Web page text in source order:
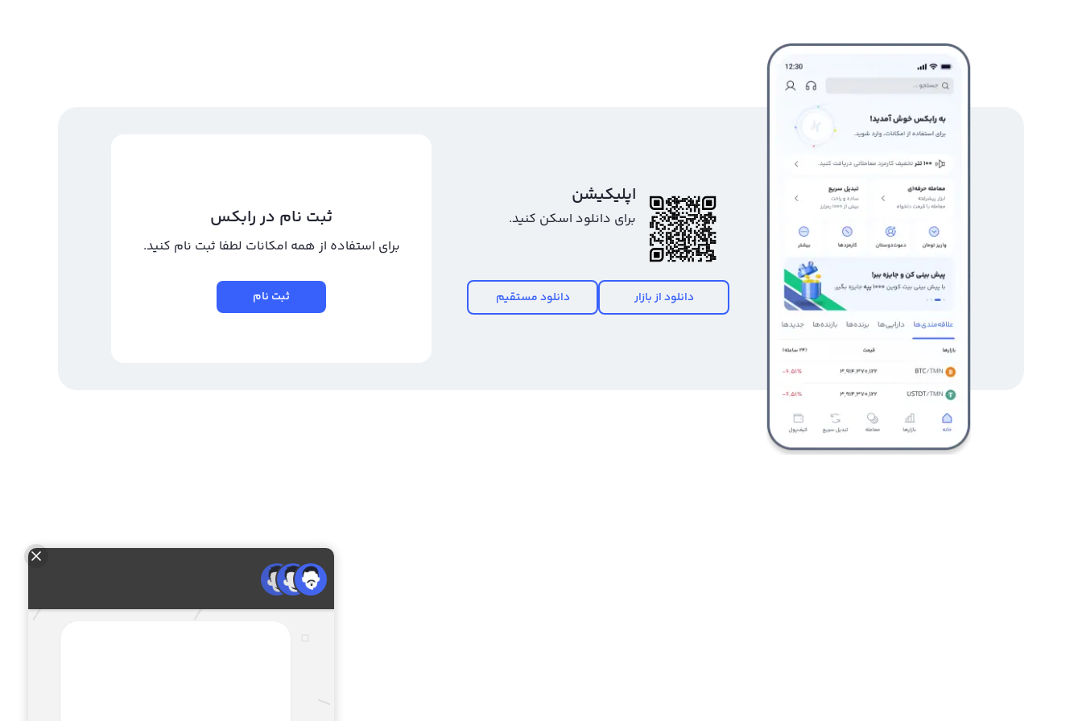
اپلیکیشن
برای دانلود اسکن کنید.
دانلود از بازار دانلود مستقیم
ثبت نام در رابکس
برای استفاده از همه امکانات لطفا ثبت نام کنید.
ثبت نام